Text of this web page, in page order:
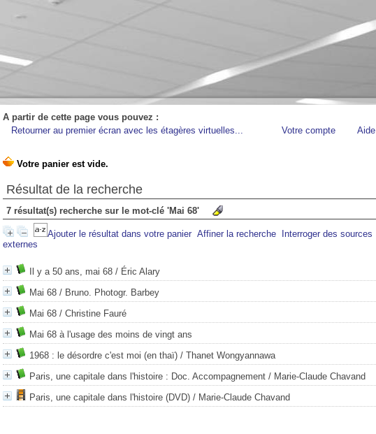
A partir de cette page vous pouvez :
Retourner au premier écran avec les étagères virtuelles...
Votre compte Aide
Résultat de la recherche
7 résultat(s) recherche sur le mot-clé 'Mai 68'
Ajouter le résultat dans votre panier Affiner la recherche
Interroger des sources
externes
Il y a 50 ans, mai 68 / Éric Alary
Mai 68 / Bruno. Photogr. Barbey
Mai 68 / Christine Fauré
Mai 68 à l'usage des moins de vingt ans
1968 : le désordre c'est moi (en thaï) / Thanet Wongyannawa
Paris, une capitale dans l'histoire : Doc. Accompagnement / Marie-Claude Chavand
Paris, une capitale dans l'histoire (DVD) / Marie-Claude Chavand